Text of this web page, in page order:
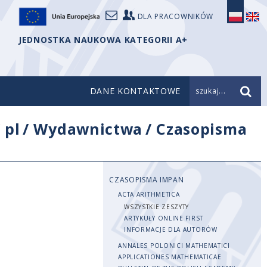
DLA PRACOWNIKÓW
JEDNOSTKA NAUKOWA KATEGORII A+
DANE KONTAKTOWE szukaj...
pl /Wydawnictwa / Czasopisma
CZASOPISMA IMPAN
ACTA ARITHMETICA
WSZYSTKIE ZESZYTY
ARTYKUŁY ONLINE FIRST
INFORMACJE DLA AUTORÓW
ANNALES POLONICI MATHEMATICI
APPLICATIONES MATHEMATICAE